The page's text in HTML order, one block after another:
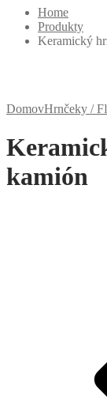
Home
Produkty
Keramický
DomovHrnčeky /
kamión